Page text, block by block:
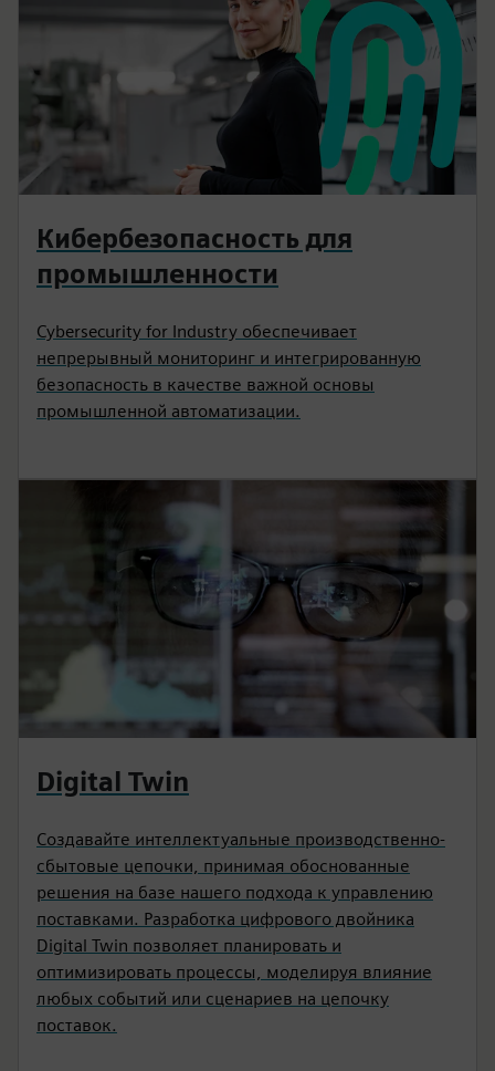
Кибербезопасность для
промышленности
Cybersecurity for Industry обеспечивает
непрерывный мониторинг и интегрированную
безопасность в качестве важной основы
промышленной автоматизации.
Digital Twin
Создавайте интеллектуальные производственно-
сбытовые цепочки, принимая обоснованные
решения на базе нашего подхода к управлению
поставками. Разработка цифрового двойника
Digital Twin позволяет планировать и
оптимизировать процессы, моделируя влияние
любых событий или сценариев на цепочку
поставок.